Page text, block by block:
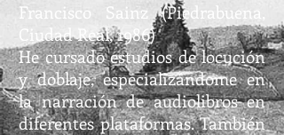
Francisco Sainz (Piedrabuena,
Ciudad Real, 1986)
He cursado estudios de locución
y doblaje, especializándome en
la narración de audiolibros en
diferentes plataformas. También